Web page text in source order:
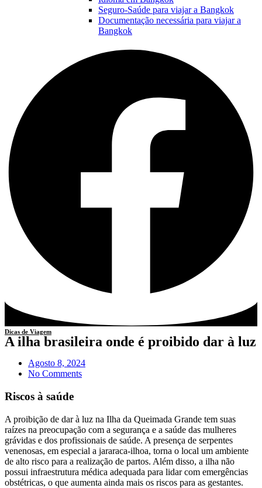
Seguro-Saúde para viajar a Bangkok
Documentação necessária para viajar a
Bangkok
Dicas de Viagem
A ilha brasileira onde é proibido dar à luz
Agosto 8, 2024
No Comments
Riscos à saúde
A proibição de dar à luz na Ilha da Queimada Grande tem suas
raízes na preocupação com a segurança e a saúde das mulheres
grávidas e dos profissionais de saúde. A presença de serpentes
venenosas, em especial a jararaca-ilhoa, torna o local um ambiente
de alto risco para a realização de partos. Além disso, a ilha não
possui infraestrutura médica adequada para lidar com emergências
obstétricas, o que aumenta ainda mais os riscos para as gestantes.